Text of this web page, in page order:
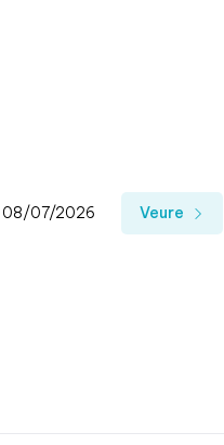
08/07/2026 Veure